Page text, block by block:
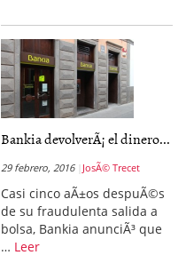
Bankia devolverÃ¡ el dinero...
29 febrero, 2016 JosÃ© Trecet
Casi cinco aÃ±os despuÃ©s
de su fraudulenta salida a
bolsa, Bankia anunciÃ³ que
… Leer